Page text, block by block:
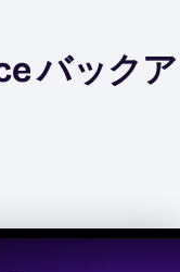
バックア